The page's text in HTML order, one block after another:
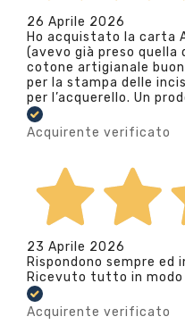
26 Aprile 2026
Ho acquistato la carta
(avevo già preso quella
cotone artigianale
per la stampa delle
per l’acquerello. Un
Acquirente verificato
23 Aprile 2026
Rispondono sempre ed
Ricevuto tutto in modo
Acquirente verificato